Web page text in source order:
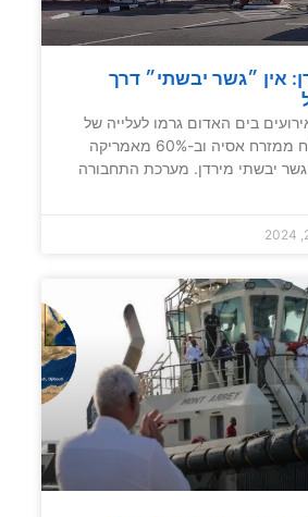
אין ״גשר יבשתי״ דרך
בים האדום גרמו לעלייה של
200% בעלויות השילוח ממזרח אסיה וב-60% מאמריקה
גשר יבשתי מירדן. מערכת התחבורה